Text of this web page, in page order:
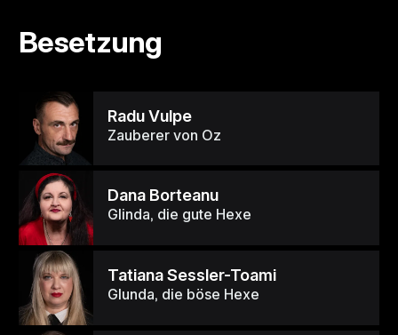
Besetzung
Radu Vulpe
Zauberer von Oz
Dana Borteanu
Glinda, die gute Hexe
Tatiana Sessler-Toami
Glunda, die böse Hexe